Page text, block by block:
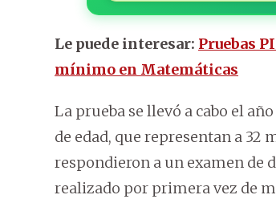
Le puede interesar: Pruebas
mínimo en Matemáticas
La prueba se llevó a cabo el
de edad, que representan a 32
respondieron a un examen de
realizado por primera vez de